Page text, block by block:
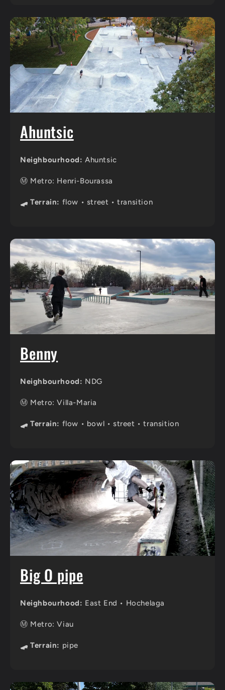
Ahuntsic
Neighbourhood: Ahuntsic
Ⓜ️ Metro: Henri-Bourassa
🛹 Terrain: flow • street • transition
Benny
Neighbourhood: NDG
Ⓜ️ Metro: Villa-Maria
🛹 Terrain: flow • bowl • street • transition
Big O pipe
Neighbourhood: East End • Hochelaga
Ⓜ️ Metro: Viau
🛹 Terrain: pipe